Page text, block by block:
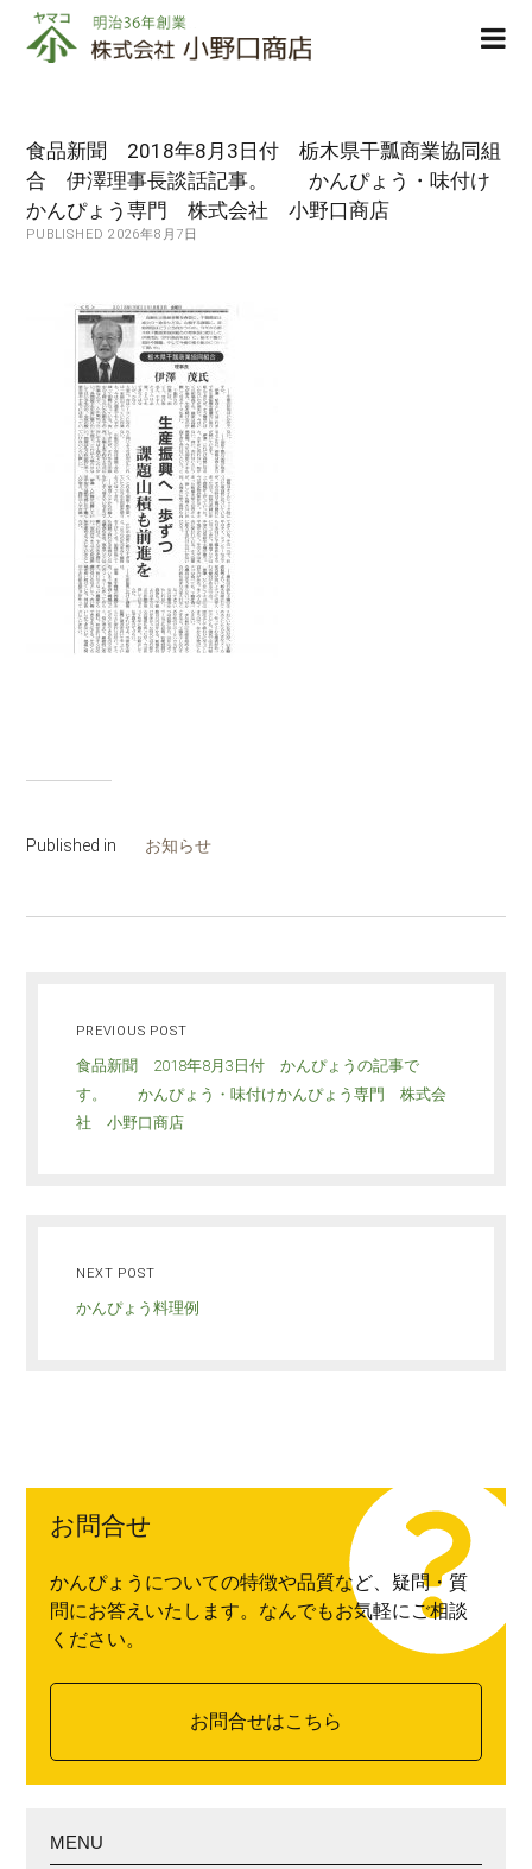
株
式
小
野
口
商
食品新聞 2018年8月3日付 栃木県干瓢商業協同組
合 伊澤理事長談話記事。 かんぴょう・味付け
かんぴょう専門 株式会社 小野口商店
PUBLISHED 2026年8月7日
Published in お知らせ
PREVIOUS POST
食品新聞 2018年8月3日付 かんぴょうの記事で
す。 かんぴょう・味付けかんぴょう専門 株式会
社 小野口商店
NEXT POST
かんぴょう料理例
お問合せ
かんぴょうについての特徴や品質など、疑問・質
問にお答えいたします。なんでもお気軽にご相談
ください。
お問合せはこちら
MENU